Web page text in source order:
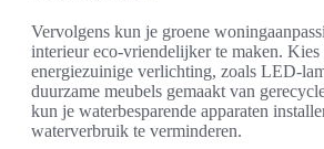
Vervolgens kun je groene
interieur eco-vriendelijker te maken.
energiezuinige verlichting, zoals LED-
duurzame meubels gemaakt van
kun je waterbesparende apparaten
waterverbruik te verminderen.